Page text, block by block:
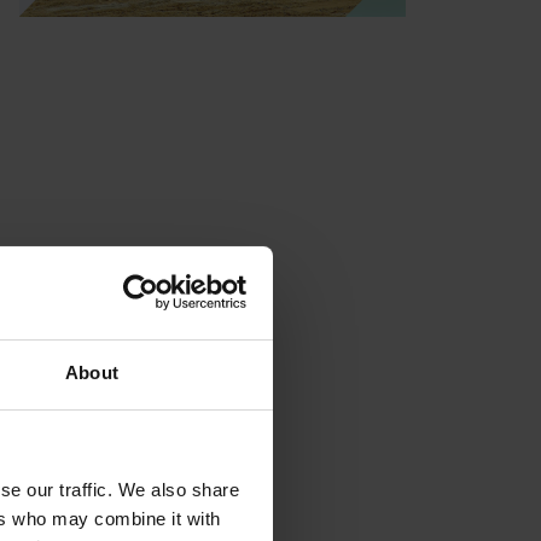
About
our traffic. We also share
who may combine it with